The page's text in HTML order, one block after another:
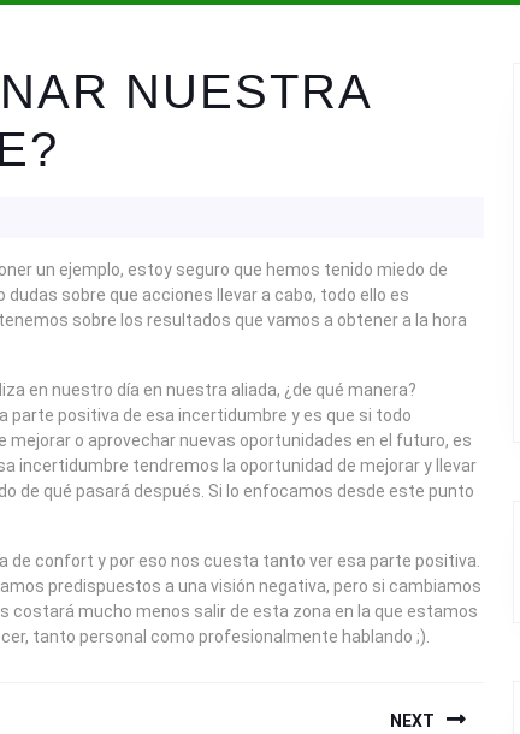
NUESTRA
un ejemplo, estoy seguro que hemos tenido miedo de
sobre que acciones llevar a cabo, todo ello es
sobre los resultados que vamos a obtener a la hora
en nuestro día en nuestra aliada, ¿de qué manera?
parte positiva de esa incertidumbre y es que si todo
o aprovechar nuevas oportunidades en el futuro, es
incertidumbre tendremos la oportunidad de mejorar y llevar
de qué pasará después. Si lo enfocamos desde este punto
de confort y por eso nos cuesta tanto ver esa parte positiva.
predispuestos a una visión negativa, pero si cambiamos
costará mucho menos salir de esta zona en la que estamos
tanto personal como profesionalmente hablando ;).
NEXT